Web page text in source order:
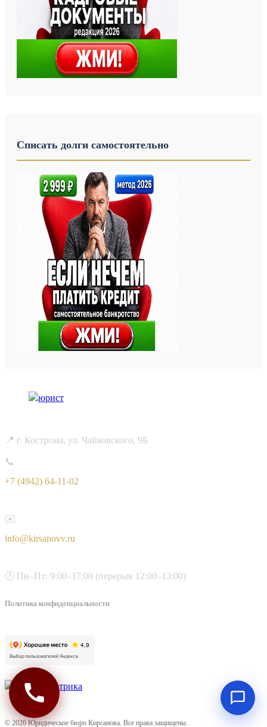
Списать долги самостоятельно
📍 г. Кострома, ул. Чайковского, 9Б
📞
+7 (4942) 64-11-02
✉️
info@kirsanovv.ru
🕐 Пн–Пт: 9:00–17:00 (перерыв 12:00–13:00)
Политика конфиденциальности
© 2026 Юридическое бюро Кирсанова. Все права защищены.